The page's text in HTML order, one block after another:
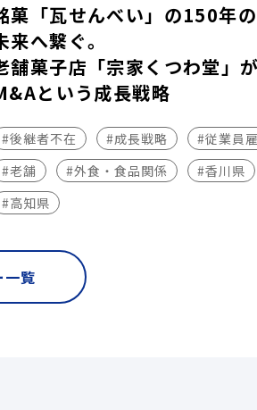
菓「瓦せんべい」の150年
来へ繋ぐ。
舗菓子店「宗家くつわ堂」
という成長戦略
#後継者不在 #成長戦略
#従業員
#老舗
#外食・食品関係
#香川県
#高知県
一覧